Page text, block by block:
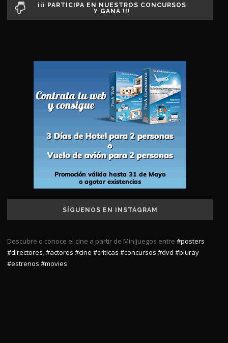
¡¡¡ PARTICIPA EN NUESTROS CONCURSOS
Y GANA !!!
SÍGUENOS EN INSTAGRAM
Descubre o conoce el cine a partir de Minijuegos entre #posters
#directores,#actores #cine #criticas #concursos #dvd #bluray
#estrenos #movies